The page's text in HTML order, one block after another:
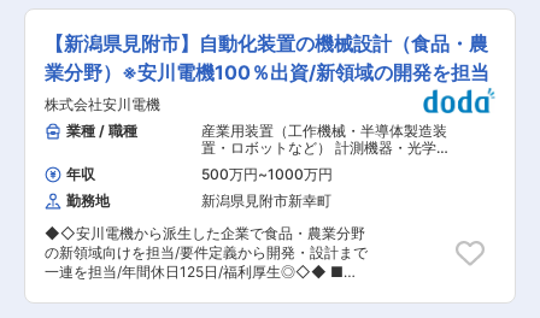
アットホームな雰囲気が魅力です。糸の加工から
製品化まで一貫して社内で行い、高品質なニット
製品を世に送り出しています。 ■中途入社者の入
社の決め手： 前職でニットやアパレル業界に携わ
っていた方は、「服が好き」「もう一度ものづく
りの現場で働きたい」という思いから入社される
方が多いです。 また、製造工程を一貫して社内で
行っている点や、幅広い世代の方が意見を出し合
える風通しの良い職場環境を評価して入社を決め
られる方も多いです。 ■現スタッフが感じる当社
の魅力： ・自分の手がけた製品が、実際のブラン
ド製品として世に出るやりがい ・自分の手がけた
製品がSNSに掲載されると嬉しい ・熟練者の技術
柄のスタッフが多い職場
をまいたら自動でサラダができあがる」という新
しいコンセプトの植物工場を開発しており、 植物
工場システム「アグリネ」の関連装置の開発、設
計業務、顧客対応（システム提案、見積り等）な
どを担当頂きます。 具体的には下記の業務内容で
す。 ・コンセプト立案 ・構想設計 ・商品化基本
設計 ・詳細設計 ‐機械分野…開発(CAE、試作等)、
構造設計、部品等詳細設計 ‐電気分野・制御…シ
ステム構成設計、制御盤等電気詳細設計、制御ソ
フト詳細設計 ・強度・耐久の信頼性開発／
設計 ・解析・評価 ・量産立上げ など ※出向先
情報：株式会社FAMS（新潟県見附市新幸町2-
4）Food & Agri Mechatro Solution.の頭文字絵を
取ってFAMS（ファムス）と名付けれられていま
す ■株式会社FAMS特徴：2018年に安川電機グル
ープビジョンのメカトロニクス応用領域を拡大す
【新潟県見附市】自動化装置の機械設計（食品・農
業分野）※安川電機100％出資/新領域の開発を担当
株式会社安川電機
業種 / 職種
産業用装置（工作機械・半導体製造装
置・ロボットなど） 計測機器・光学機
器・精密機器・分析機器
分析機器 工作機械・産業機械・ロボッ
ト
年収 500万円~1000万円
勤務地
新潟県見附市新幸町
◆◇安川電機から派生した企業で食品・農業分野
の新領域向けを担当/要件定義から開発・設計まで
一連を担当/年間休日125日/福利厚生◎◇◆ ■業